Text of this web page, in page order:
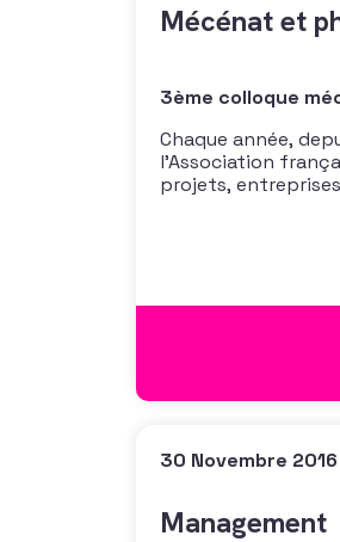
Mécénat et
3ème colloque
Chaque année,
l’Association
projets,
30 Novembre 2016
Management